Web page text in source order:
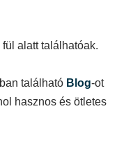
fül alatt találhatóak.
található Blog-ot
hasznos és ötletes